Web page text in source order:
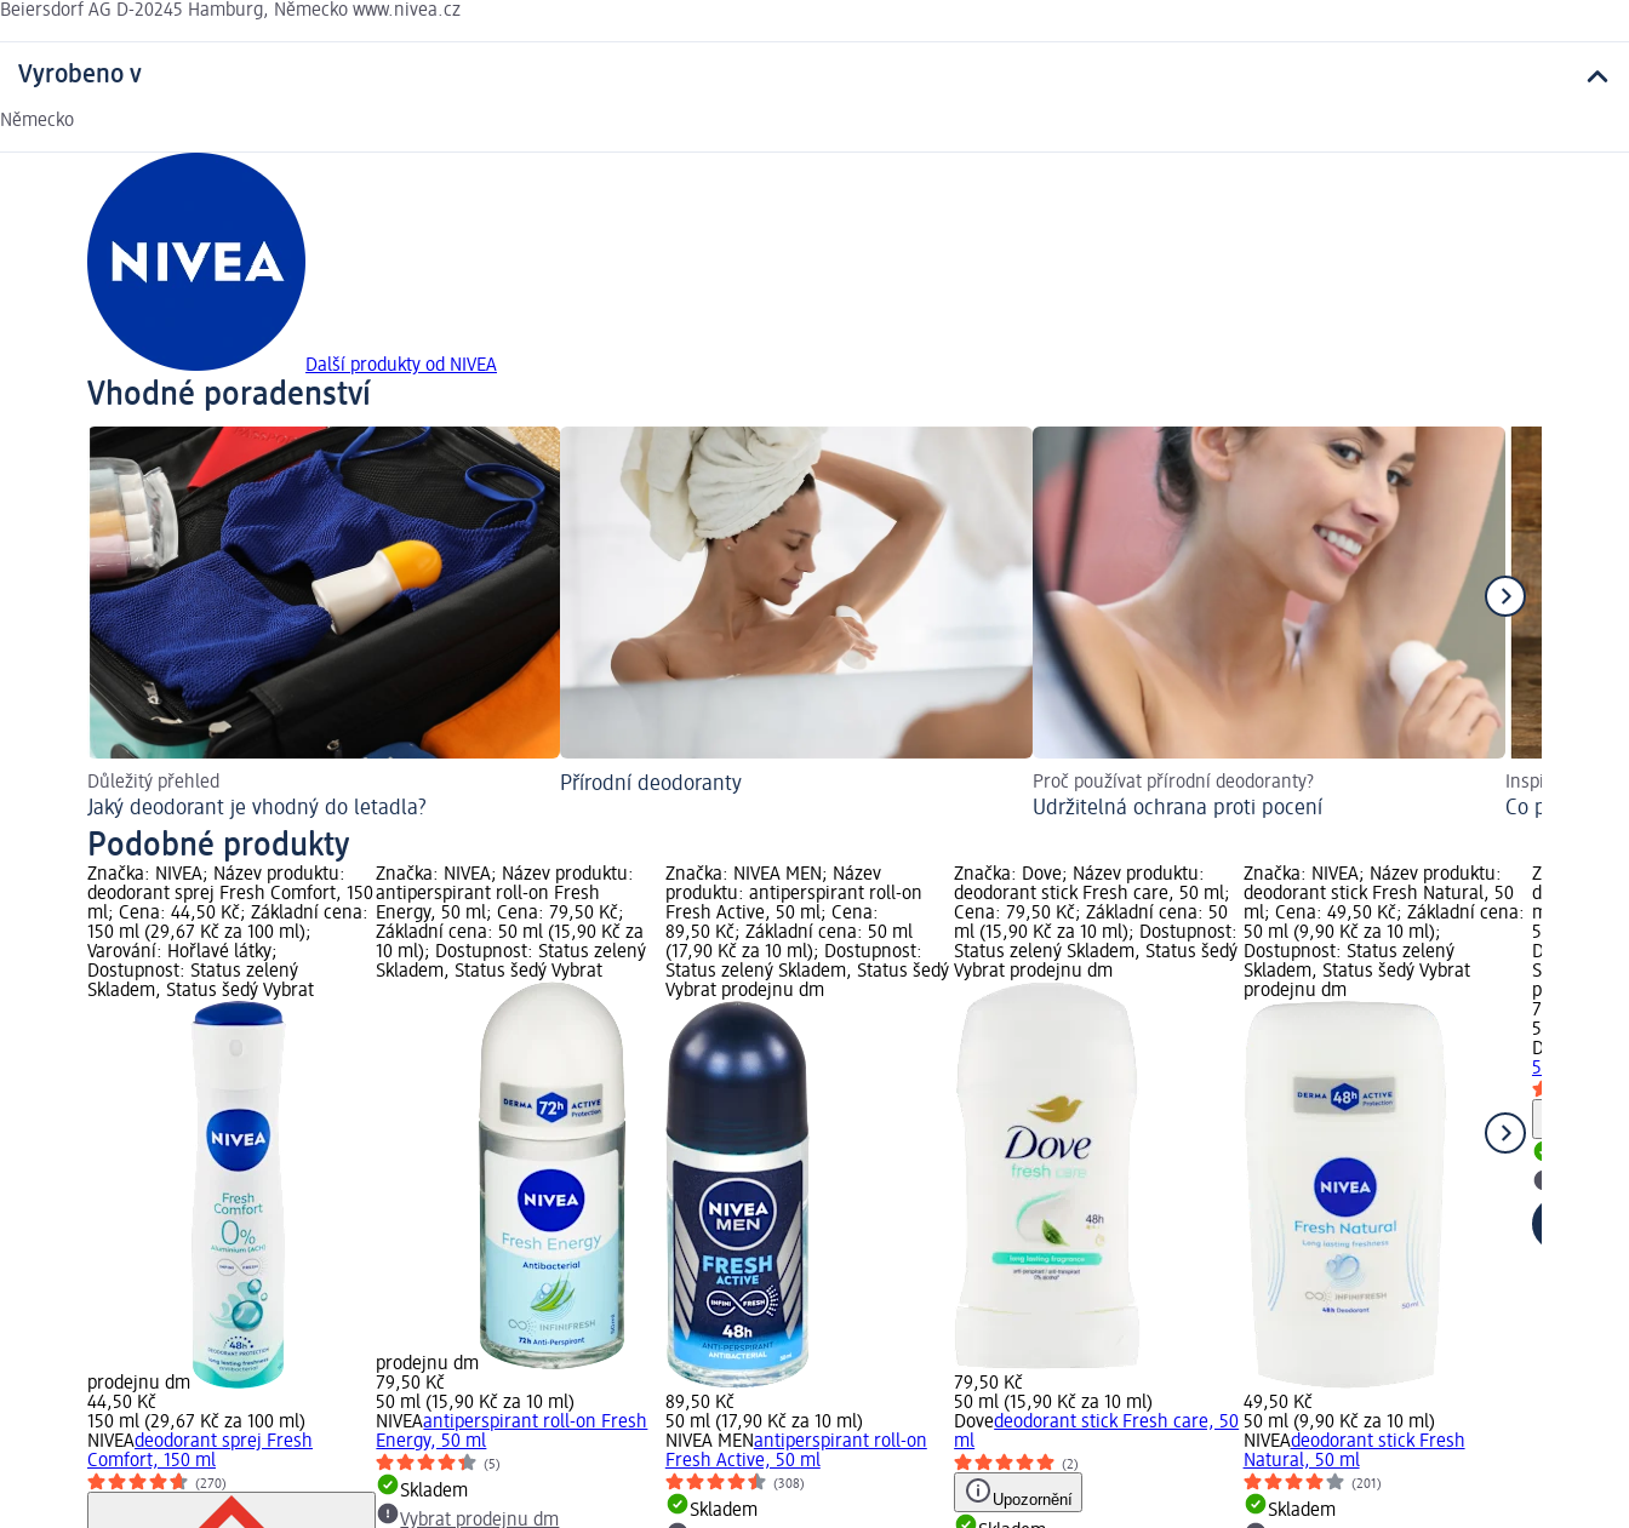
Beiersdorf AG D-20245 Hamburg, Německo www.nivea.cz
Vyrobeno v
Německo
Další produkty od NIVEA
Vhodné poradenství
Důležitý přehled
Jaký deodorant je vhodný do letadla?
Přírodní deodoranty Proč používat přírodní deodoranty?
Udržitelná ochrana proti pocení
Inspirace a tipy
Co patří do
Podobné produkty
Značka: NIVEA; Název produktu:
deodorant sprej Fresh Comfort, 150
ml; Cena: 44,50 Kč; Základní cena:
150 ml (29,67 Kč za 100 ml);
Varování: Hořlavé látky;
Dostupnost: Status zelený
Skladem, Status šedý Vybrat
prodejnu dm
44,50 Kč
150 ml (29,67 Kč za 100 ml)
NIVEAdeodorant sprej Fresh
Comfort, 150 ml
(270)
Značka: NIVEA; Název produktu:
antiperspirant roll-on Fresh
Energy, 50 ml; Cena: 79,50 Kč;
Základní cena: 50 ml (15,90 Kč za
10 ml); Dostupnost: Status zelený
Skladem, Status šedý Vybrat
prodejnu dm
79,50 Kč
50 ml (15,90 Kč za 10 ml)
NIVEAantiperspirant roll-on Fresh
Energy, 50 ml
(5)
Skladem
Vybrat prodejnu dm
Značka: NIVEA MEN; Název
produktu: antiperspirant roll-on
Fresh Active, 50 ml; Cena:
89,50 Kč; Základní cena: 50 ml
(17,90 Kč za 10 ml); Dostupnost:
Status zelený Skladem, Status šedý
Vybrat prodejnu dm
89,50 Kč
50 ml (17,90 Kč za 10 ml)
NIVEA MENantiperspirant roll-on
Fresh Active, 50 ml
(308)
Skladem
Značka: Dove; Název produktu:
deodorant stick Fresh care, 50 ml;
Cena: 79,50 Kč; Základní cena: 50
ml (15,90 Kč za 10 ml); Dostupnost:
Status zelený Skladem, Status šedý
Vybrat prodejnu dm
79,50 Kč
50 ml (15,90 Kč za 10 ml)
Dovedeodorant stick Fresh care, 50
ml
(2)
Upozornění
Značka: NIVEA; Název produktu:
deodorant stick Fresh Natural, 50
ml; Cena: 49,50 Kč; Základní cena:
50 ml (9,90 Kč za 10 ml);
Dostupnost: Status zelený
Skladem, Status šedý Vybrat
prodejnu dm
49,50 Kč
50 ml (9,90 Kč za 10 ml)
NIVEAdeodorant stick Fresh
Natural, 50 ml
(201)
Skladem
Značka:
deodorant
ml; Cena:
50 ml
Skladem,
prodejnu
79,50 Kč
50 ml
Dove
50 ml